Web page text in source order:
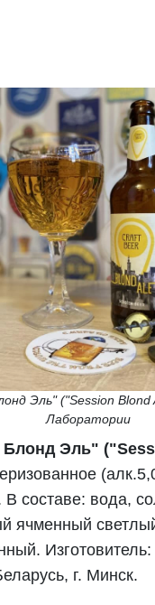
Эль" ("Session Blond
Лаборатории
Эль"
составе: вода,
ячменный
г. Минск.